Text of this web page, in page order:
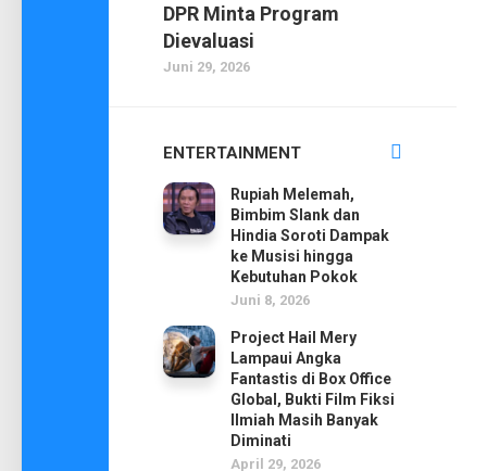
DPR Minta Program
Dievaluasi
Juni 29, 2026
ENTERTAINMENT
Rupiah Melemah,
Bimbim Slank dan
Hindia Soroti Dampak
ke Musisi hingga
Kebutuhan Pokok
Juni 8, 2026
Project Hail Mery
Lampaui Angka
Fantastis di Box Office
Global, Bukti Film Fiksi
Ilmiah Masih Banyak
Diminati
April 29, 2026